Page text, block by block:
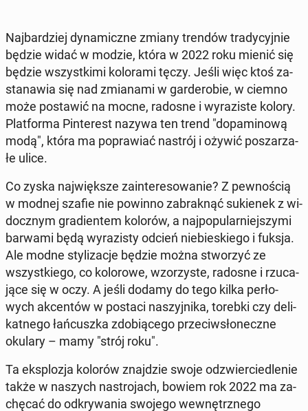
Naj­bar­dziej dy­na­micz­ne zmiany trendów tra­dy­cyj­nie
będzie widać w modzie, która w 2022 roku mienić się
będzie wszyst­ki­mi ko­lo­ra­mi tęczy. Jeśli więc ktoś za­
sta­na­wia się nad zmia­na­mi w gar­de­ro­bie, w ciemno
może po­sta­wić na mocne, radosne i wy­ra­zi­ste kolory.
Plat­for­ma Pin­te­rest nazywa ten trend "do­pa­mi­no­wą
modą", która ma po­pra­wiać nastrój i ożywić po­sza­rza­
łe ulice.
Co zyska naj­więk­sze za­in­te­re­so­wa­nie? Z pew­no­ścią
w modnej szafie nie powinno za­brak­nąć su­kie­nek z wi­
docz­nym gra­dien­tem kolorów, a naj­po­pu­lar­niej­szy­mi
barwami będą wy­ra­zi­sty odcień nie­bie­skie­go i fuksja.
Ale modne sty­li­za­cje będzie można stwo­rzyć ze
wszyst­kie­go, co ko­lo­ro­we, wzo­rzy­ste, radosne i rzu­ca­
ją­ce się w oczy. A jeśli dodamy do tego kilka per­ło­
wych ak­cen­tów w postaci na­szyj­ni­ka, torebki czy de­li­
kat­ne­go łań­cusz­ka zdo­bią­ce­go prze­ciw­sło­necz­ne
okulary – mamy "strój roku".
Ta eks­plo­zja kolorów znaj­dzie swoje od­zwier­cie­dle­nie
także w naszych na­stro­jach, bowiem rok 2022 ma za­
chę­cać do od­kry­wa­nia swojego we­wnętrz­ne­go